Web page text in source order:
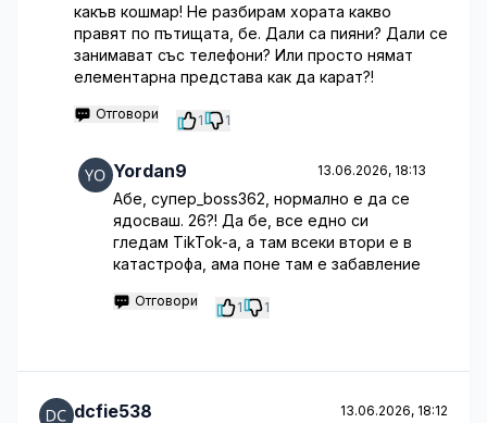
какъв кошмар! Не разбирам хората какво
правят по пътищата, бе. Дали са пияни? Дали се
занимават със телефони? Или просто нямат
елементарна представа как да карат?!
Отговори 1 1
Yordan9 13.06.2026, 18:13
Абе, супер_boss362, нормално е да се
ядосваш. 26?! Да бе, все едно си
гледам TikTok-a, а там всеки втори е в
катастрофа, ама поне там е забавление
Отговори 1 1
dcfie538 13.06.2026, 18:12